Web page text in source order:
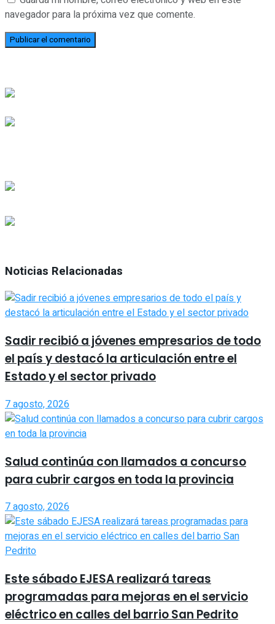
navegador para la próxima vez que comente.
Noticias Relacionadas
Sadir recibió a jóvenes empresarios de todo
el país y destacó la articulación entre el
Estado y el sector privado
7 agosto, 2026
Salud continúa con llamados a concurso
para cubrir cargos en toda la provincia
7 agosto, 2026
Este sábado EJESA realizará tareas
programadas para mejoras en el servicio
eléctrico en calles del barrio San Pedrito